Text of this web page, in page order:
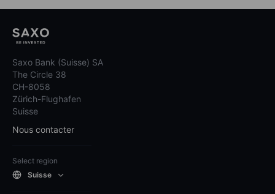
Saxo Bank (Suisse) SA
The Circle 38
CH-8058
Zürich-Flughafen
Suisse
Nous contacter
Select region
Suisse